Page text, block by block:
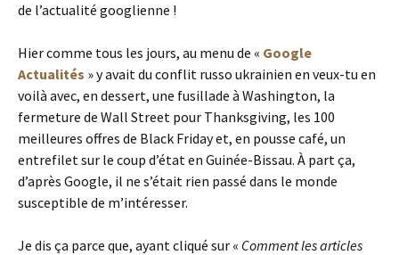
de l’actualité googlienne !
Hier comme tous les jours, au menu de « Google
Actualités » y avait du conflit russo ukrainien en veux-tu en
voilà avec, en dessert, une fusillade à Washington, la
fermeture de Wall Street pour Thanksgiving, les 100
meilleures offres de Black Friday et, en pousse café, un
entrefilet sur le coup d’état en Guinée-Bissau. À part ça,
d’après Google, il ne s’était rien passé dans le monde
susceptible de m’intéresser.
Je dis ça parce que, ayant cliqué sur « Comment les articles